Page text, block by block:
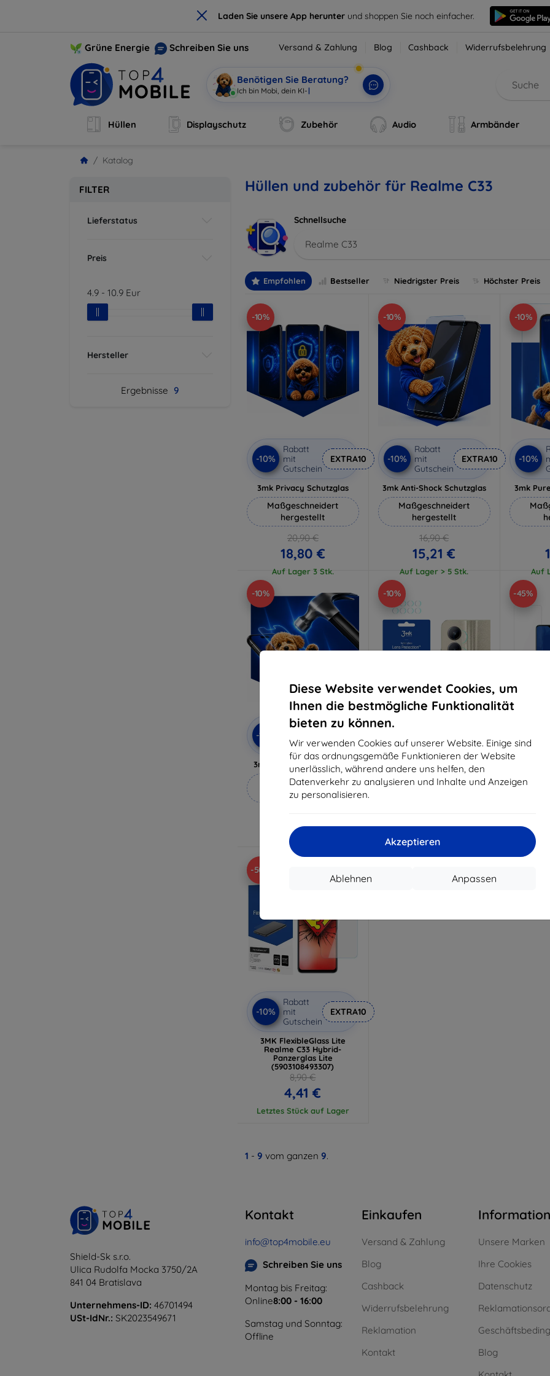
× Laden Sie unsere App herunter und shoppen Sie noch einfacher.
Diese Website verwendet Cookies, um
Ihnen die bestmögliche Funktionalität
bieten zu können.
Wir verwenden Cookies auf unserer Website. Einige sind
für das ordnungsgemäße Funktionieren der Website
unerlässlich, während andere uns helfen, den
Datenverkehr zu analysieren und Inhalte und Anzeigen
zu personalisieren.
Akzeptieren
Anpassen
Ablehnen
Grüne Energie Schreiben Sie uns Versand & Zahlung Blog Cashback Widerrufsbelehrung
Benötigen Sie Beratung?
Ich bin Mobi, dein KI-Helfer.
Hüllen Displayschutz Zubehör Audio Armbänder
Katalog
FILTER
Lieferstatus
Preis
4.9 - 10.9 Eur
Hersteller
Ergebnisse 9
Hüllen und zubehör für Realme C33
Schnellsuche
Realme C33
Empfohlen Bestseller Niedrigster Preis Höchster Preis
-10%
-10%
Rabatt
mit
Gutschein
EXTRA10
3mk Privacy Schutzglas
Maßgeschneidert
hergestellt
20,90 €
18,80 €
Auf Lager 3 Stk.
-10%
-10%
Rabatt
mit
Gutschein
EXTRA10
3mk Anti-Shock Schutzglas
Maßgeschneidert
hergestellt
16,90 €
15,21 €
Auf Lager > 5 Stk.
-10%
-10%
3mk
Auf
-10%
-10%
Rabatt
Gutschein
3mk Hammer Schutzfolie
Maßgeschneidert
hergestellt
17,91 €
Auf Lager 4 Stk.
-10%
Gutschein
3MK Linsenschutz für
Realme C33 4 Stück
(5903108493239)
Auf Lager > 5 Stk.
-45%
3MK
Letztes
-50%
-10%
Rabatt
mit
Gutschein
EXTRA10
3MK FlexibleGlass Lite
Realme C33 Hybrid-
Panzerglas Lite
(5903108493307)
8,90 €
4,41 €
Letztes Stück auf Lager
1 - 9 vom ganzen 9.
Shield-Sk s.r.o.
Ulica Rudolfa Mocka 3750/2A
841 04 Bratislava
Unternehmens-ID: 46701494
USt-IdNr.: SK2023549671
Kontakt
info@top4mobile.eu
Schreiben Sie uns
Montag bis Freitag:
Online8:00 - 16:00
Samstag und Sonntag:
Offline
Einkaufen
Versand & Zahlung
Blog
Cashback
Widerrufsbelehrung
Reklamation
Kontakt
Information
Unsere Marken
Ihre Cookies
Datenschutz
Blog